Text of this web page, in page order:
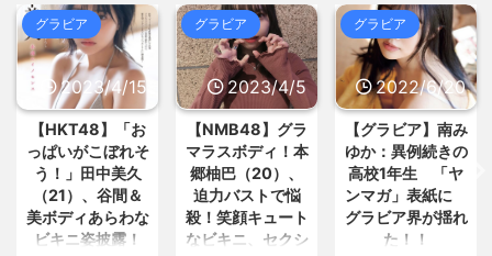
姉「あー疲れた。ワイ？りな(9歳
の姪っ子)をお風呂に入れてき... / おま
とめ : おすすめ NEW! (8/7 23:33)
【画像】バレー女子さん、なんち
ゅう尻しとんねんwww / おまとめ :
おすすめ NEW! (8/7 23:33)
三菱自動車が人型ロボットの量産
へ。京都の工場で月1000台を... / お
まとめ : おすすめ NEW! (8/7 23:19)
【信長の野望・新生】米問屋をど
ういう時にどこに建てるのかわか... /
オサレ過ぎる / 5chまとめMAP(総
合)
NEW! (8/8 00:43)
韓国人「日本の耐震設計技術が凄
いと言うけど韓国の圧勝だよね？... /
5chまとめMAP(総合) NEW! (8/8
00:37)
【マジかよ】親がいなくなり婚活
不可能になった無職おばさんの悲... /
5chまとめMAP(総合) NEW! (8/8
00:35)
いま夏休み子どもアニメ劇場って
やらなくなったの？ / 5chまとめ
MAP(総合)
NEW! (8/8 00:29)
米国・欧州でも「韓国旅行」ブー
15
「お
れそ
美久
わな
露！
グラビア
2023/4/5
【NMB48】グラ
マラスボディ！本
郷柚巴（20）、
迫力バストで悩
殺！笑顔キュート
なビキニ、セクシ
グラビア
2022/6/20
【グラビア】南み
ゆか：異例続きの
高校1年生 「ヤ
ンマガ」表紙に
グラビア界が揺れ
た！！
グラビア
2022/
【速報です
川翔子「写
2位 8キロ
ランジェリ
トほか「今
上に攻めた